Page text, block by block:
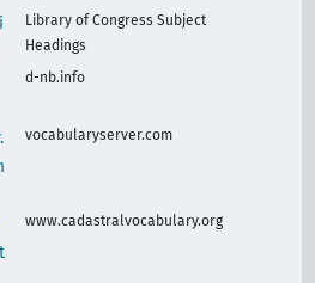
Library of Congress Subject
Headings
d-nb.info
vocabularyserver.com
www.cadastralvocabulary.org